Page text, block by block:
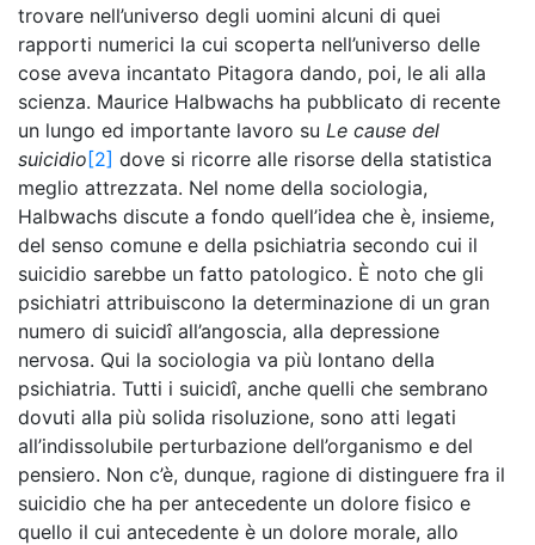
trovare nell’universo degli uomini alcuni di quei
rapporti numerici la cui scoperta nell’universo delle
cose aveva incantato Pitagora dando, poi, le ali alla
scienza. Maurice Halbwachs ha pubblicato di recente
un lungo ed importante lavoro su Le cause del
suicidio[2] dove si ricorre alle risorse della statistica
meglio attrezzata. Nel nome della sociologia,
Halbwachs discute a fondo quell’idea che è, insieme,
del senso comune e della psichiatria secondo cui il
suicidio sarebbe un fatto patologico. È noto che gli
psichiatri attribuiscono la determinazione di un gran
numero di suicidî all’angoscia, alla depressione
nervosa. Qui la sociologia va più lontano della
psichiatria. Tutti i suicidî, anche quelli che sembrano
dovuti alla più solida risoluzione, sono atti legati
all’indissolubile perturbazione dell’organismo e del
pensiero. Non c’è, dunque, ragione di distinguere fra il
suicidio che ha per antecedente un dolore fisico e
quello il cui antecedente è un dolore morale, allo